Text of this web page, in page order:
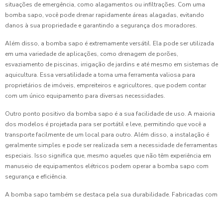
situações de emergência, como alagamentos ou infiltrações. Com uma
bomba sapo, você pode drenar rapidamente áreas alagadas, evitando
danos à sua propriedade e garantindo a segurança dos moradores.
Além disso, a bomba sapo é extremamente versátil. Ela pode ser utilizada
em uma variedade de aplicações, como drenagem de porões,
esvaziamento de piscinas, irrigação de jardins e até mesmo em sistemas de
aquicultura. Essa versatilidade a torna uma ferramenta valiosa para
proprietários de imóveis, empreiteiros e agricultores, que podem contar
com um único equipamento para diversas necessidades.
Outro ponto positivo da bomba sapo é a sua facilidade de uso. A maioria
dos modelos é projetada para ser portátil e leve, permitindo que você a
transporte facilmente de um local para outro. Além disso, a instalação é
geralmente simples e pode ser realizada sem a necessidade de ferramentas
especiais. Isso significa que, mesmo aqueles que não têm experiência em
manuseio de equipamentos elétricos podem operar a bomba sapo com
segurança e eficiência.
A bomba sapo também se destaca pela sua durabilidade. Fabricadas com